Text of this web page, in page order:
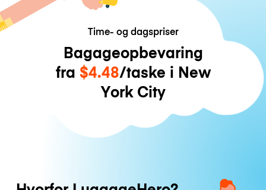
Time- og dagspriser
Bagageopbevaring
fra $4.48/taske i New
York City